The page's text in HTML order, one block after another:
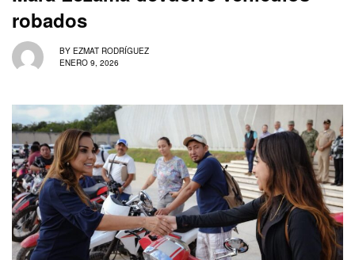
robados
BY EZMAT RODRÍGUEZ
ENERO 9, 2026